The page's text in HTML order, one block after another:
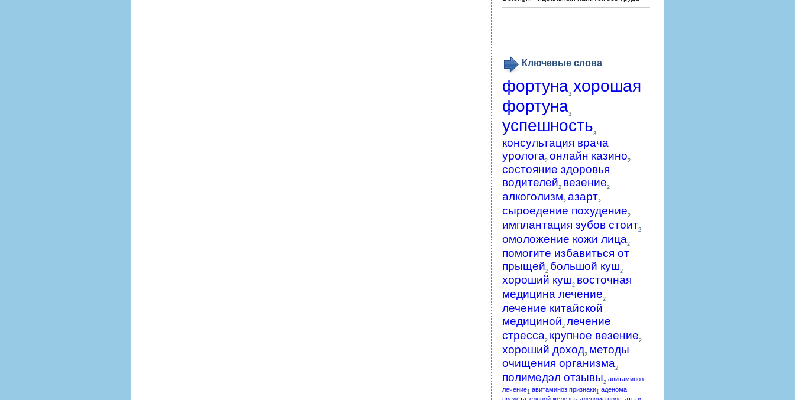
Ключевые слова
фортуна3 хорошая
фортуна3
успешность3
консультация врача
уролога2 онлайн казино2
состояние здоровья
водителей2 везение2
алкоголизм2 азарт2
сыроедение похудение2
имплантация зубов стоит2
омоложение кожи лица2
помогите избавиться от
прыщей2 большой куш2
хороший куш2 восточная
медицина лечение2
лечение китайской
медициной2 лечение
стресса2 крупное везение2
хороший доход2 методы
очищения организма2
полимедэл отзывы2 авитаминоз
лечение1 авитаминоз признаки1 аденома